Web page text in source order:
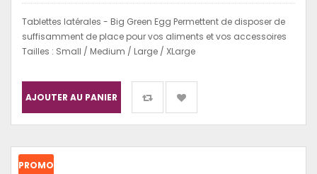
Tablettes latérales - Big Green Egg Permettent de disposer de
suffisamment de place pour vos aliments et vos accessoires
Tailles : Small / Medium / Large / XLarge
AJOUTER AU PANIER
PROMO